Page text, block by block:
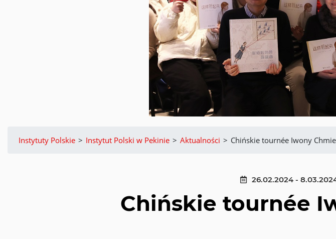
Instytuty Polskie > Instytut Polski w Pekinie > Aktualności > Chińskie tournée Iwony
26.02.2024 -
Chińskie tournée